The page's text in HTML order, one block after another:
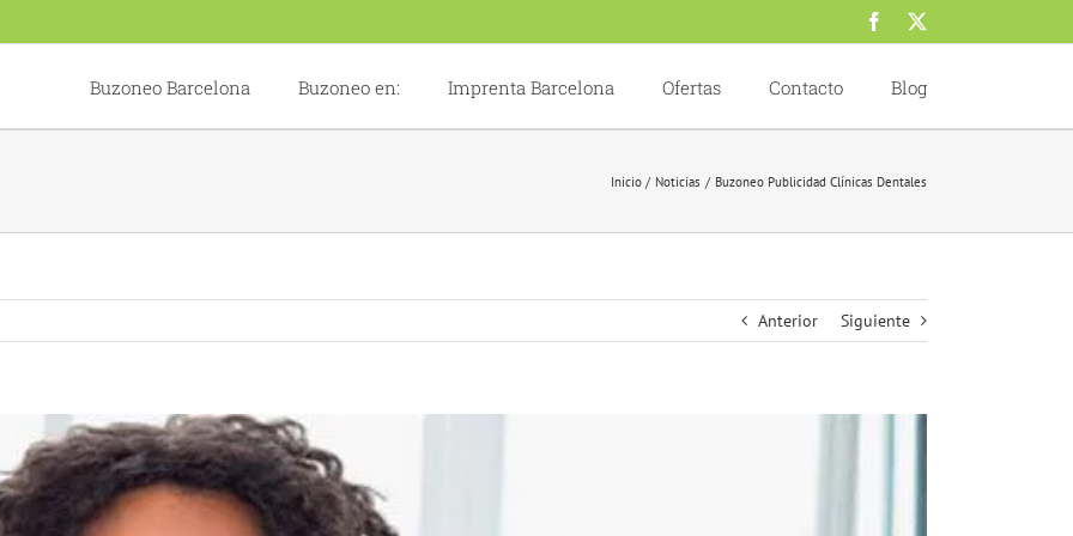
Facebook
Buzoneo Barcelona Buzoneo en: Imprenta Barcelona Ofertas Contacto Blog
Inicio Noticias Buzoneo Publicidad Clínicas Dentales
Anterior Siguiente